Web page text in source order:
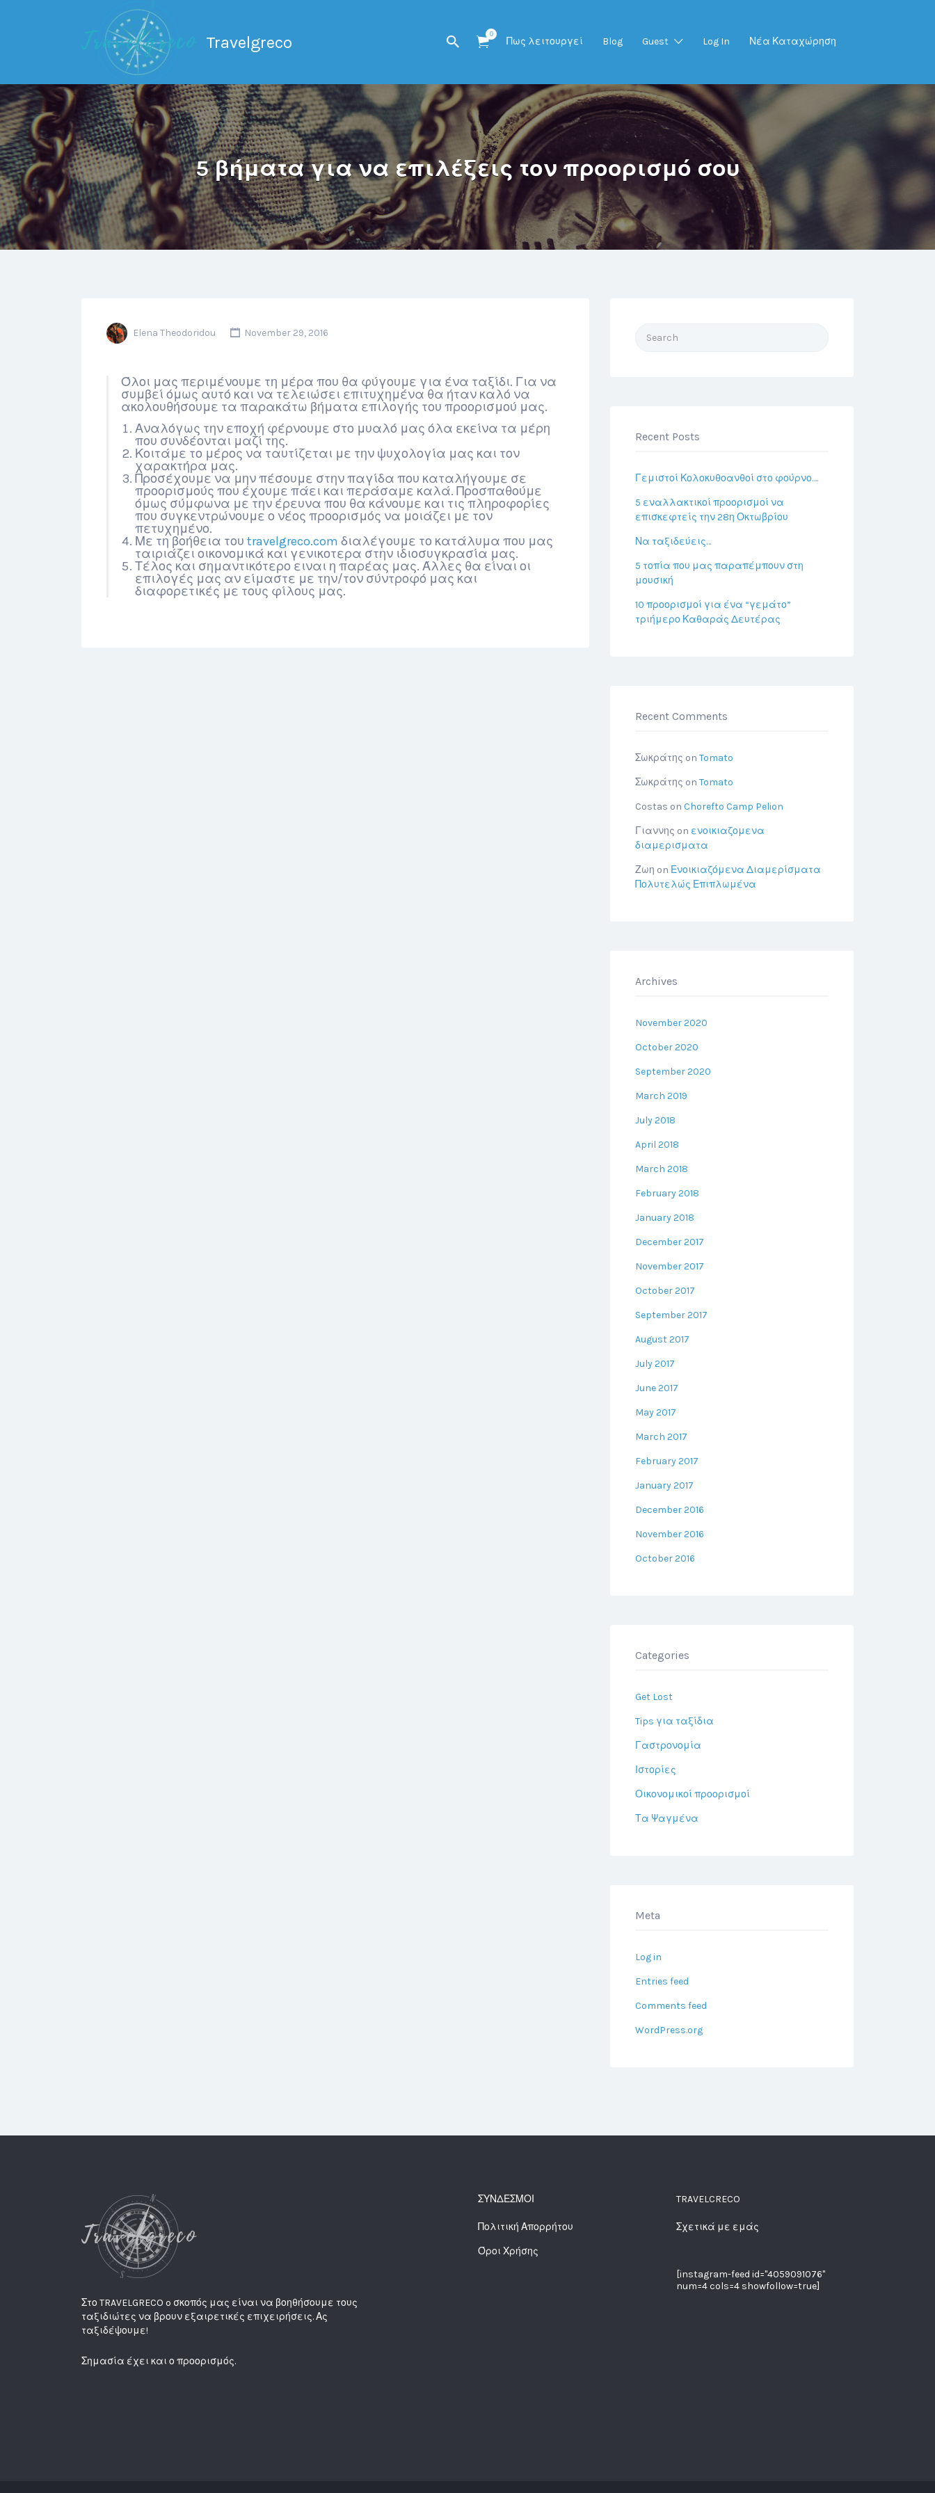
Travelgreco
Ο ξεναγός σου.
0
Πως λειτουργεί Blog Guest Log In Νέα Καταχώρηση
5 βήματα για να επιλέξεις τον προορισμό σου
Elena Theodoridou November 29, 2016
Όλοι μας περιμένουμε τη μέρα που θα φύγουμε για ένα ταξίδι. Για να
συμβεί όμως αυτό και να τελειώσει επιτυχημένα θα ήταν καλό να
ακολουθήσουμε τα παρακάτω βήματα επιλογής του προορισμού μας.
Αναλόγως την εποχή φέρνουμε στο μυαλό μας όλα εκείνα τα μέρη
που συνδέονται μαζί της.
Κοιτάμε το μέρος να ταυτίζεται με την ψυχολογία μας και τον
χαρακτήρα μας.
Προσέχουμε να μην πέσουμε στην παγίδα που καταλήγουμε σε
προορισμούς που έχουμε πάει και περάσαμε καλά. Προσπαθούμε
όμως σύμφωνα με την έρευνα που θα κάνουμε και τις πληροφορίες
που συγκεντρώνουμε ο νέος προορισμός να μοιάζει με τον
πετυχημένο.
Με τη βοήθεια του travelgreco.com διαλέγουμε το κατάλυμα που μας
ταιριάζει οικονομικά και γενικοτερα στην ιδιοσυγκρασία μας.
Τέλος και σημαντικότερο ειναι η παρέας μας. Άλλες θα είναι οι
επιλογές μας αν είμαστε με την/τον σύντροφό μας και
διαφορετικές με τους φίλους μας.
Search
Recent Posts
Γεμιστοί Κολοκυθοανθοί στο φούρνο….
5 εναλλακτικοί προορισμοί να
επισκεφτείς την 28η Οκτωβρίου
Να ταξιδεύεις…
5 τοπία που μας παραπέμπουν στη
μουσική
10 προορισμοί για ένα “γεμάτο”
τριήμερο Καθαράς Δευτέρας
Recent Comments
Σωκράτης on Tomato
Σωκράτης on Tomato
Costas on Chorefto Camp Pelion
Γιαννης on ενοικιαζομενα
διαμερισματα
Ζωη on Ενοικιαζόμενα Διαμερίσματα
Πολυτελώς Επιπλωμένα
Archives
November 2020
October 2020
September 2020
March 2019
July 2018
April 2018
March 2018
February 2018
January 2018
December 2017
November 2017
October 2017
September 2017
August 2017
July 2017
June 2017
May 2017
March 2017
February 2017
January 2017
December 2016
November 2016
October 2016
Categories
Get Lost
Tips για ταξίδια
Γαστρονομία
Ιστορίες
Οικονομικοί προορισμοί
Τα Ψαγμένα
Meta
Log in
Entries feed
Comments feed
WordPress.org
Στο TRAVELGRECO o σκοπός μας είναι να βοηθήσουμε τους
ταξιδιώτες να βρουν εξαιρετικές επιχειρήσεις. Ας
ταξιδέψουμε!
Σημασία έχει και ο προορισμός.
ΣΥΝΔΕΣΜΟΙ
Πολιτική Απορρήτου
Όροι Χρήσης
TRAVELCRECO
Σχετικά με εμάς
[instagram-feed id="4059091076"
num=4 cols=4 showfollow=true]